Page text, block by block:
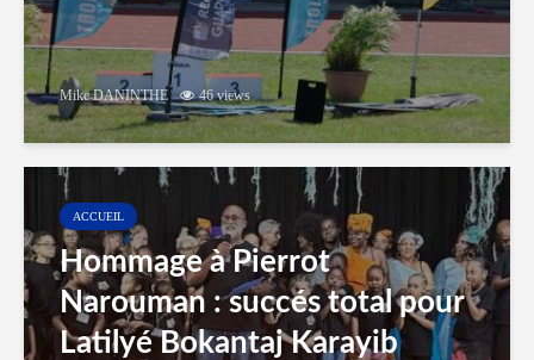
Mike DANINTHE 46 views
ACCUEIL
Hommage à Pierrot
Narouman : succés total pour
Latilyé Bokantaj Karayib